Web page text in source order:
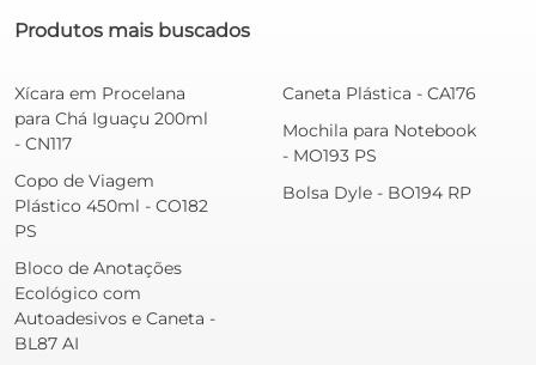
Produtos mais buscados
Xícara em Procelana
para Chá Iguaçu 200ml
- CN117
Copo de Viagem
Plástico 450ml - CO182
PS
Bloco de Anotações
Ecológico com
Autoadesivos e Caneta -
BL87 AI
Caneta Plástica - CA176
Mochila para Notebook
- MO193 PS
Bolsa Dyle - BO194 RP